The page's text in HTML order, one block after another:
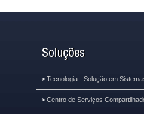
> Tecnologia - Solução em
> Centro de Serviços